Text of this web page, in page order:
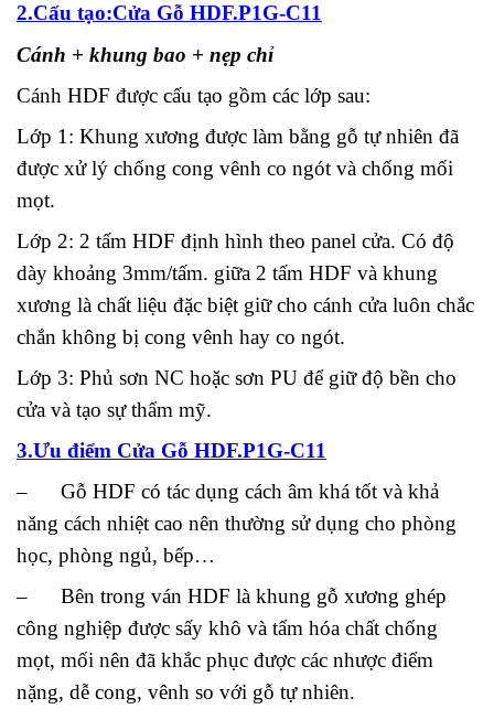
2.Cấu tạo:Cửa Gỗ HDF.P1G-C11
Cánh + khung bao + nẹp chỉ
Cánh HDF được cấu tạo gồm các lớp sau:
Lớp 1: Khung xương được làm bằng gỗ tự nhiên đã
được xử lý chống cong vênh co ngót và chống mối
mọt.
Lớp 2: 2 tấm HDF định hình theo panel cửa. Có độ
dày khoảng 3mm/tấm. giữa 2 tấm HDF và khung
xương là chất liệu đặc biệt giữ cho cánh cửa luôn chắc
chắn không bị cong vênh hay co ngót.
Lớp 3: Phủ sơn NC hoặc sơn PU để giữ độ bền cho
cửa và tạo sự thẩm mỹ.
3.Ưu điểm Cửa Gỗ HDF.P1G-C11
– Gỗ HDF có tác dụng cách âm khá tốt và khả
năng cách nhiệt cao nên thường sử dụng cho phòng
học, phòng ngủ, bếp…
– Bên trong ván HDF là khung gỗ xương ghép
công nghiệp được sấy khô và tẩm hóa chất chống
mọt, mối nên đã khắc phục được các nhược điểm
nặng, dễ cong, vênh so với gỗ tự nhiên.